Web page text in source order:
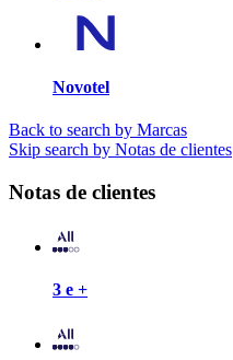
Novotel
Back to search by Marcas
Skip search by Notas de clientes
Notas de clientes
3 e +